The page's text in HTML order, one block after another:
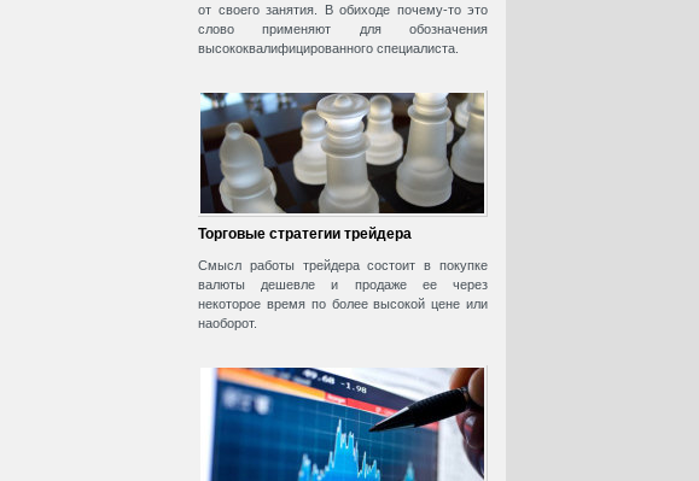
от своего занятия. В обиходе почему-то это
слово применяют для обозначения
высококвалифицированного специалиста.
Торговые стратегии трейдера
Смысл работы трейдера состоит в покупке
валюты дешевле и продаже ее через
некоторое время по более высокой цене или
наоборот.